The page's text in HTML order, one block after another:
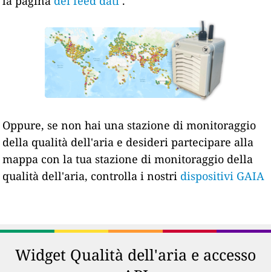
Oppure, se non hai una stazione di monitoraggio
della qualità dell'aria e desideri partecipare alla
mappa con la tua stazione di monitoraggio della
qualità dell'aria, controlla i nostri dispositivi GAIA
Widget Qualità dell'aria e accesso